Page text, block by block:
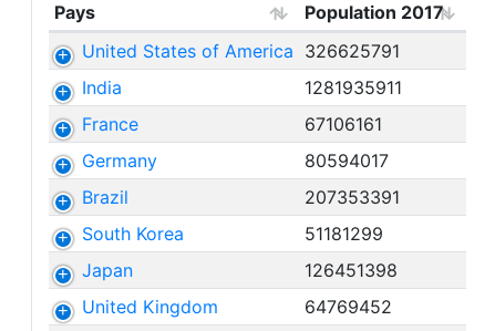
Pays
Population 2017
United States of America 326625791
India
1281935911
France
67106161
Germany
80594017
Brazil
207353391
South Korea
51181299
Japan
126451398
United Kingdom
64769452